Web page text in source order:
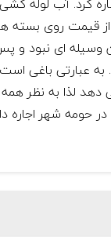
قیمت روی بسته
وسیله ای نبود و
عبارتی باغی
لذا به نظر همه
حومه شهر اجاره